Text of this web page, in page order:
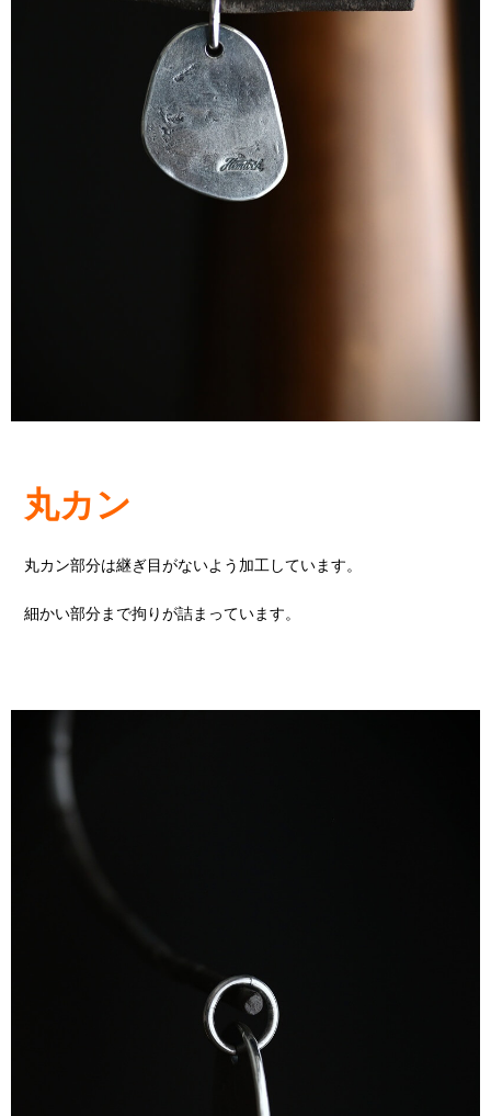
丸カン
丸カン部分は継ぎ目がないよう加工しています。
細かい部分まで拘りが詰まっています。